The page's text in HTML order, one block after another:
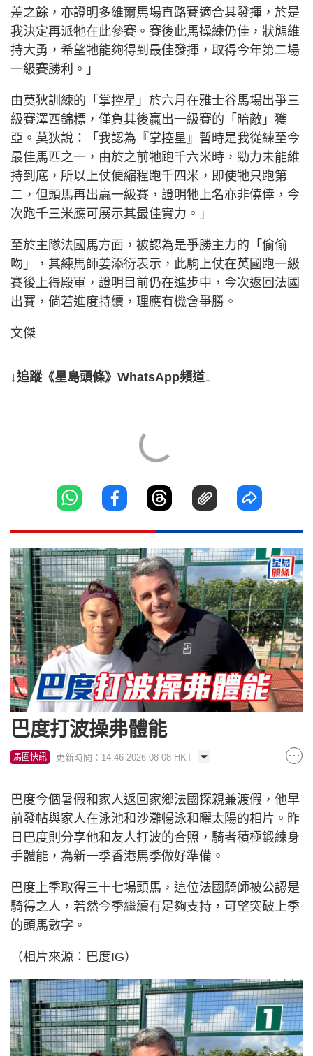
差之餘，亦證明多維爾馬場直路賽適合其發揮，於是
我決定再派牠在此參賽。賽後此馬操練仍佳，狀態維
持大勇，希望牠能夠得到最佳發揮，取得今年第二場
一級賽勝利。」
由莫狄訓練的「掌控星」於六月在雅士谷馬場出爭三
級賽澤西錦標，僅負其後贏出一級賽的「暗敵」獲
亞。莫狄說：「我認為『掌控星』暫時是我從練至今
最佳馬匹之一，由於之前牠跑千六米時，勁力未能維
持到底，所以上仗便縮程跑千四米，即使牠只跑第
二，但頭馬再出贏一級賽，證明牠上名亦非僥倖，今
次跑千三米應可展示其最佳實力。」
至於主隊法國馬方面，被認為是爭勝主力的「偷偷
吻」，其練馬師姜添衍表示，此駒上仗在英國跑一級
賽後上得殿軍，證明目前仍在進步中，今次返回法國
出賽，倘若進度持續，理應有機會爭勝。
文傑
↓追蹤《星島頭條》WhatsApp頻道↓
巴度打波操弗體能
馬圈快訊 更新時間：14:46 2026-08-08 HKT
巴度今個暑假和家人返回家鄉法國探親兼渡假，他早
前發帖與家人在泳池和沙灘暢泳和曬太陽的相片。昨
日巴度則分享他和友人打波的合照，騎者積極鍛練身
手體能，為新一季香港馬季做好準備。
巴度上季取得三十七場頭馬，這位法國騎師被公認是
騎得之人，若然今季繼續有足夠支持，可望突破上季
的頭馬數字。
（相片來源：巴度IG）